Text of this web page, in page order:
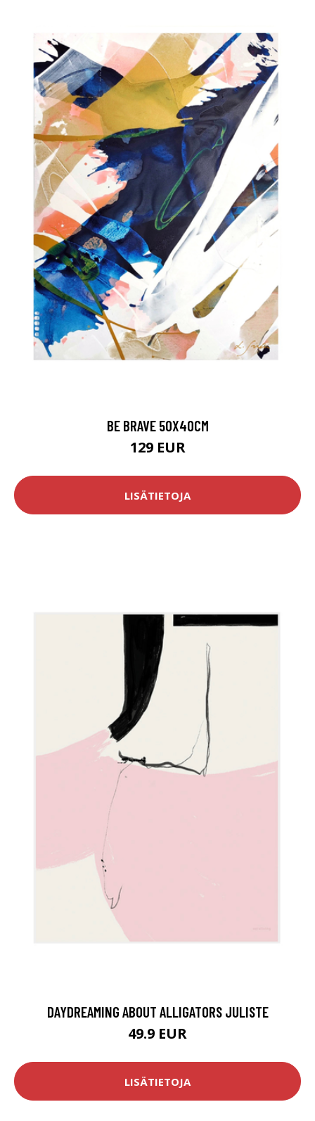
BE BRAVE 50X40CM
129 EUR
LISÄTIETOJA
DAYDREAMING ABOUT ALLIGATORS JULISTE
49.9 EUR
LISÄTIETOJA